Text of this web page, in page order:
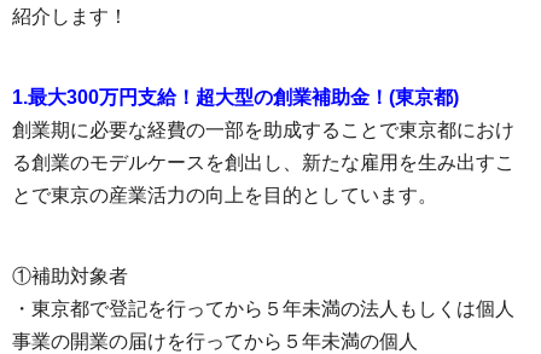
紹介します！
1.最大300万円支給！超大型の創業補助金！(東京都)
創業期に必要な経費の一部を助成することで東京都におけ
る創業のモデルケースを創出し、新たな雇用を生み出すこ
とで東京の産業活力の向上を目的としています。
①補助対象者
・東京都で登記を行ってから５年未満の法人もしくは個人
事業の開業の届けを行ってから５年未満の個人